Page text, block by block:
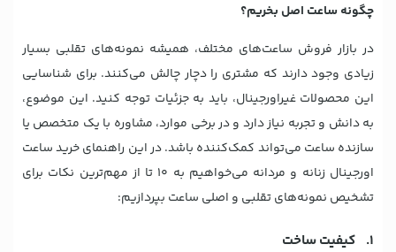
چگونه ساعت اصل بخریم؟
در بازار فروش ساعت‌های مختلف،‌ همیشه نمونه‌های تقلبی بسیار
زیادی وجود دارند که مشتری را دچار چالش می‌کنند. برای شناسایی
این محصولات غیراورجینال، باید به جزئیات توجه کنید. این موضوع،
به دانش و تجربه نیاز دارد و در برخی موارد، مشاوره با یک متخصص یا
سازنده ساعت می‌تواند کمک‌کننده باشد. در این راهنمای خرید ساعت
اورجینال زنانه و مردانه می‌خواهیم به 10 تا از مهم‌ترین نکات برای
تشخیص نمونه‌های تقلبی و اصلی ساعت بپردازیم:
1. کیفیت ساخت